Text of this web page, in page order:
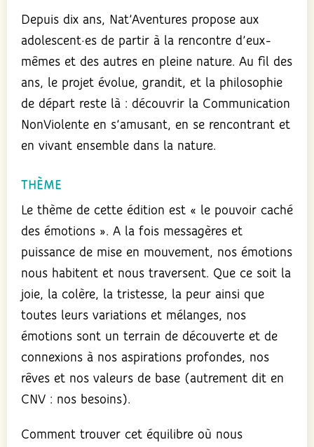
Depuis dix ans, Nat’Aventures propose aux
adolescent·es de partir à la rencontre d’eux-
mêmes et des autres en pleine nature. Au fil des
ans, le projet évolue, grandit, et la philosophie
de départ reste là : découvrir la Communication
NonViolente en s’amusant, en se rencontrant et
en vivant ensemble dans la nature.
THÈME
Le thème de cette édition est « le pouvoir caché
des émotions ». A la fois messagères et
puissance de mise en mouvement, nos émotions
nous habitent et nous traversent. Que ce soit la
joie, la colère, la tristesse, la peur ainsi que
toutes leurs variations et mélanges, nos
émotions sont un terrain de découverte et de
connexions à nos aspirations profondes, nos
rêves et nos valeurs de base (autrement dit en
CNV : nos besoins).
Comment trouver cet équilibre où nous